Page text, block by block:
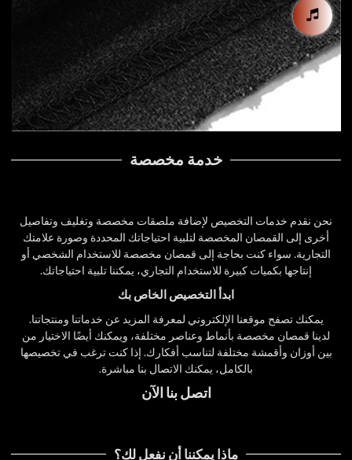
خدمة مخصصة
نحن نقدم خدمات التخصيص لإضافة ملصقات مخصصة وتغليف وتفاصيل
أخرى إلى القمصان المخصصة لتلبية احتياجاتك المحددة وصورة علامتك
التجارية. سواء كنت بحاجة إلى قمصان مخصصة للاستخدام الشخصي أو
إنتاجها بكميات كبيرة للاستخدام التجاري، يمكننا تلبية احتياجاتك.
ابدأ التخصيص الخاص بك
يمكنك تصفح موقعنا الإلكتروني لمعرفة المزيد عن خدماتنا ومنتجاتنا.
لدينا قمصان مخصصة بأنماط وعناصر مختلفة، ويمكنك أيضًا الاختيار من
بين أوزان وأقمشة مختلفة لتناسب أفكارك. إذا كنت ترغب في تخصيصها
بالكامل، يمكنك الاتصال بنا مباشرة.
اتصل بنا الآن
ماذا يمكننا أن نفعل لك؟